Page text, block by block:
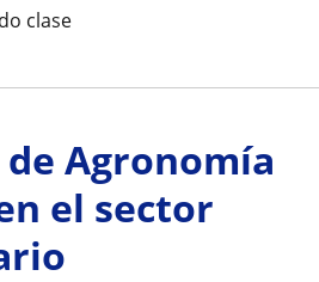
clase
Agronomía
el sector